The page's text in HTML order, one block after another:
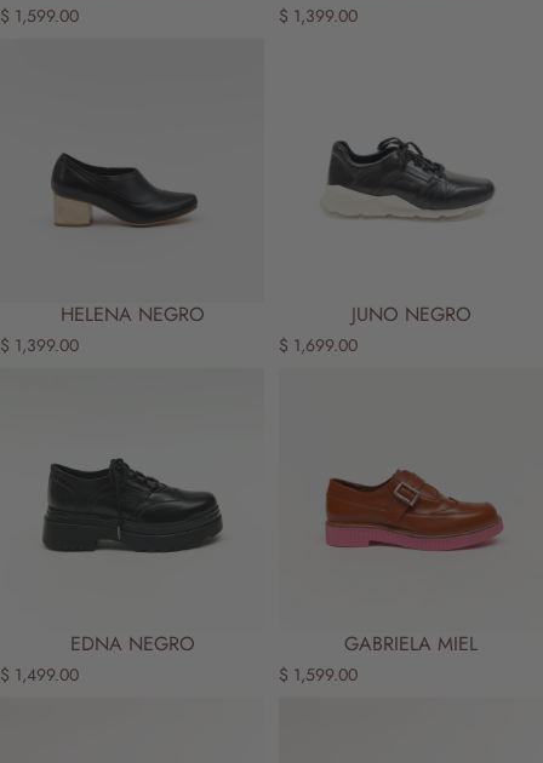
$ 1,599.00 $ 1,399.00
HELENA NEGRO
$ 1,399.00
JUNO NEGRO
$ 1,699.00
EDNA NEGRO
$ 1,499.00
GABRIELA MIEL
$ 1,599.00